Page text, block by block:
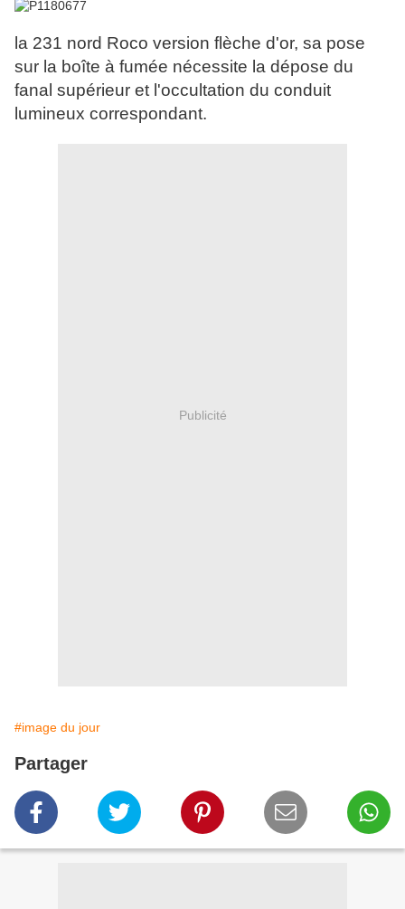
la 231 nord Roco version flèche d'or, sa pose
sur la boîte à fumée nécessite la dépose du
fanal supérieur et l'occultation du conduit
lumineux correspondant.
Publicité
#image du jour
Partager